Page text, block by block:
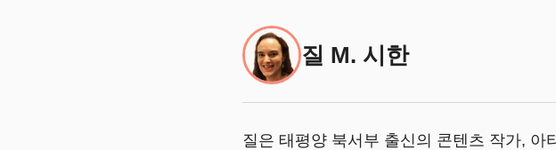
질 M. 시한
질은 태평양 북서부 출신의 콘텐츠 작가,